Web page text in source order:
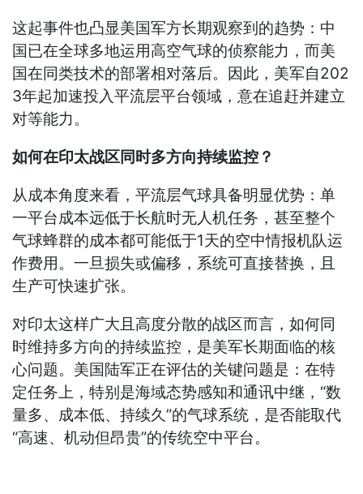
这起事件也凸显美国军方长期观察到的趋势：中
国已在全球多地运用高空气球的侦察能力，而美
国在同类技术的部署相对落后。因此，美军自202
3年起加速投入平流层平台领域，意在追赶并建立
对等能力。
如何在印太战区同时多方向持续监控？
从成本角度来看，平流层气球具备明显优势：单
一平台成本远低于长航时无人机任务，甚至整个
气球蜂群的成本都可能低于1天的空中情报机队运
作费用。一旦损失或偏移，系统可直接替换，且
生产可快速扩张。
对印太这样广大且高度分散的战区而言，如何同
时维持多方向的持续监控，是美军长期面临的核
心问题。美国陆军正在评估的关键问题是：在特
定任务上，特别是海域态势感知和通讯中继，“数
量多、成本低、持续久”的气球系统，是否能取代
“高速、机动但昂贵”的传统空中平台。